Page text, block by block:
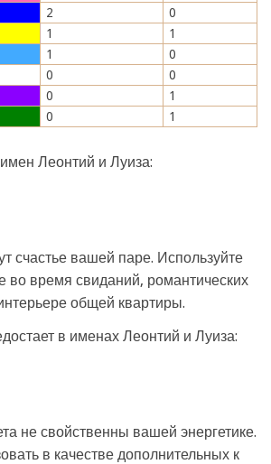
2
0
1
1
1
0
0
0
0
1
0 1
Леонтий и Луиза:
счастье вашей паре. Используйте
во время свиданий, романтических
общей квартиры.
в именах Леонтий и Луиза:
не свойственны вашей энергетике.
в качестве дополнительных к